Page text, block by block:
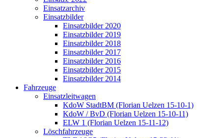
Einsatzarchiv
Einsatzbilder
Einsatzbilder 2020
Einsatzbilder 2019
Einsatzbilder 2018
Einsatzbilder 2017
Einsatzbilder 2016
Einsatzbilder 2015
Einsatzbilder 2014
Fahrzeuge
Einsatzleitwagen
KdoW StadtBM (Florian Uelzen 15-10-1)
KdoW / BvD (Florian Uelzen 15-10-11)
ELW 1 (Florian Uelzen 15-11-12)
Löschfahrzeuge